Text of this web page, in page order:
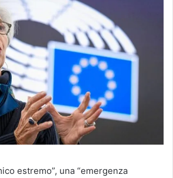
estremo”, una “emergenza